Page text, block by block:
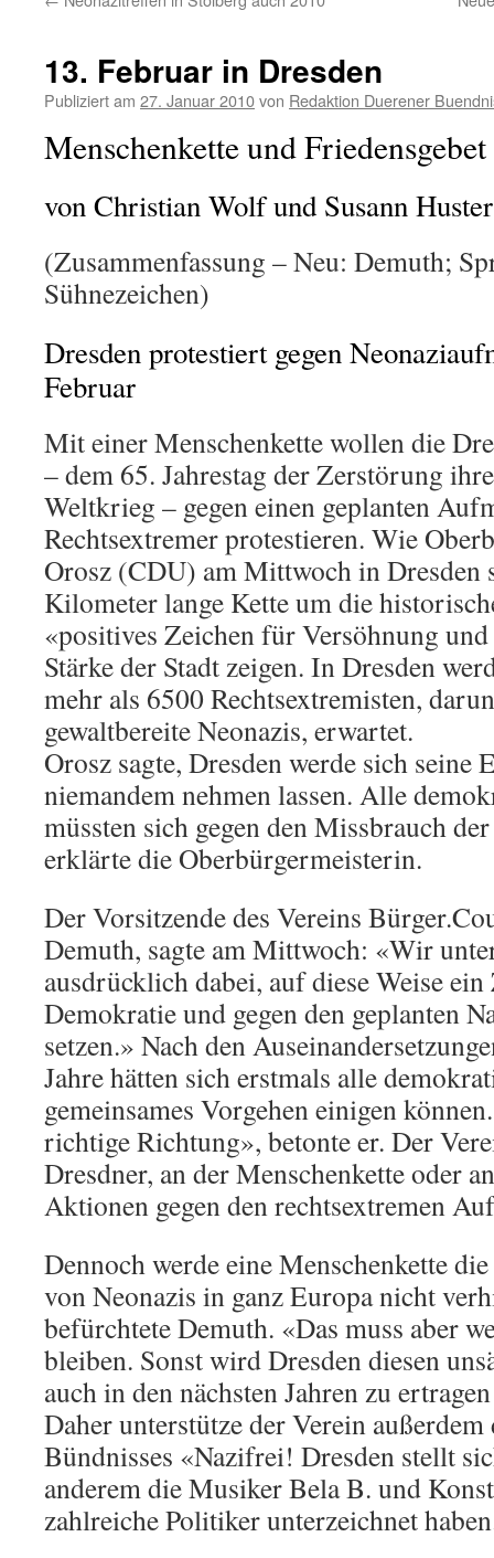
13. Februar in Dresden
Publiziert am 27. Januar 2010von Redaktion Duerener
Menschenkette und
von Christian Wolf und Susann Huster
(Zusammenfassung – Neu: Demuth;
Sühnezeichen)
Dresden protestiert gegen
Februar
Mit einer Menschenkette wollen die
– dem 65. Jahrestag der Zerstörung
Weltkrieg – gegen einen geplanten
Rechtsextremer protestieren. Wie
Orosz (CDU) am Mittwoch in Dresden
Kilometer lange Kette um die
«positives Zeichen für Versöhnung
Stärke der Stadt zeigen. In Dresden
mehr als 6500 Rechtsextremisten,
gewaltbereite Neonazis, erwartet.
Orosz sagte, Dresden werde sich
niemandem nehmen lassen. Alle
müssten sich gegen den Missbrauch
erklärte die Oberbürgermeisterin.
Der Vorsitzende des Vereins
Demuth, sagte am Mittwoch: «Wir
ausdrücklich dabei, auf diese Weise
Demokratie und gegen den geplanten
setzen.» Nach den
Jahre hätten sich erstmals alle
gemeinsames Vorgehen einigen
richtige Richtung», betonte er. Der
Dresdner, an der Menschenkette oder
Aktionen gegen den rechtsextremen
Dennoch werde eine Menschenkette
von Neonazis in ganz Europa nicht
befürchtete Demuth. «Das muss aber
bleiben. Sonst wird Dresden diesen
auch in den nächsten Jahren zu
Daher unterstütze der Verein
Bündnisses «Nazifrei! Dresden stellt
anderem die Musiker Bela B. und
zahlreiche Politiker unterzeichnet